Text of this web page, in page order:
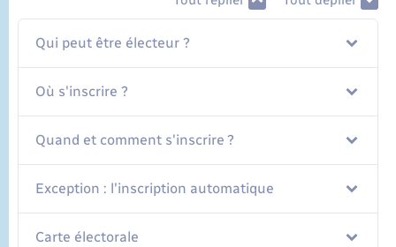
Qui peut être électeur ?
Où s'inscrire ?
Quand et comment s'inscrire ?
Exception : l'inscription automatique
Carte électorale